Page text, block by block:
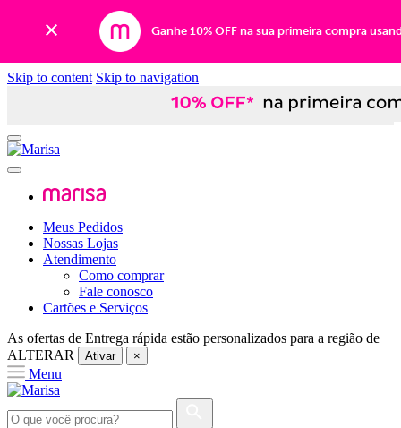
Ganhe 10% OFF na sua primeira compra
Skip to content Skip to navigation
Meus Pedidos
Nossas Lojas
Atendimento
Como comprar
Fale conosco
Cartões e Serviços
As ofertas de Entrega rápida estão personalizados para a região de
ALTERAR
Ativar ×
Menu